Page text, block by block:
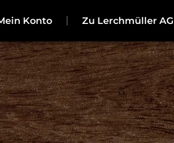
Konto Zu Lerchmüller AG